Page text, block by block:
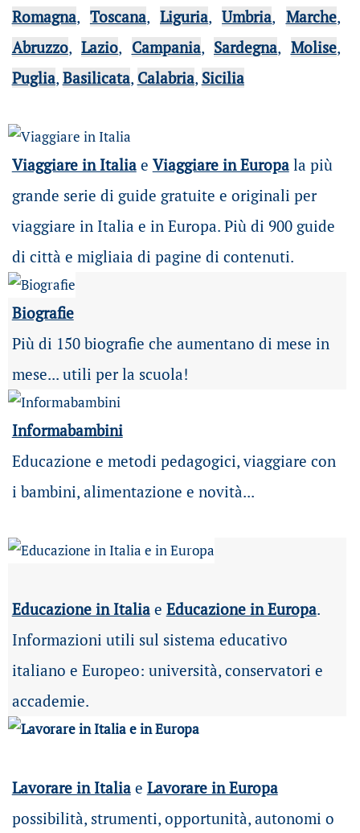
Romagna, Toscana,Liguria,Umbria, Marche,
Abruzzo,Lazio, Campania, Sardegna, Molise,
Puglia, Basilicata, Calabria, Sicilia
Viaggiare in Italiae Viaggiare in Europala più
grande serie di guide gratuite e originali per
viaggiare in Italia e in Europa. Più di 900 guide
di città e migliaia di pagine di contenuti.
Biografie
Più di 150 biografie che aumentano di mese in
mese... utili per la scuola!
Informabambini
Educazione e metodi pedagogici, viaggiare con
i bambini, alimentazione e novità...
Educazione in Italiae Educazione in Europa.
Informazioni utili sul sistema educativo
italiano e Europeo: università, conservatori e
accademie.
Lavorare in Italia e Lavorare in Europa
possibilità, strumenti, opportunità, autonomi o